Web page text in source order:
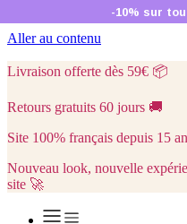
Aller au contenu
Livraison offerte dès 59€ 📦
Retours gratuits 60 jours 🚚
Site 100% français depuis 15
Nouveau look, nouvelle
site 🚀